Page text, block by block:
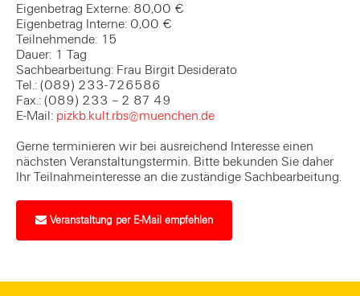
Eigenbetrag Externe: 80,00 €
Eigenbetrag Interne: 0,00 €
Teilnehmende: 15
Dauer: 1 Tag
Sachbearbeitung: Frau Birgit Desiderato
Tel.: (089) 233-726586
Fax.: (089) 233 – 2 87 49
E-Mail: pizkb.kult.rbs@muenchen.de
Gerne terminieren wir bei ausreichend Interesse einen
nächsten Veranstaltungstermin. Bitte bekunden Sie daher
Ihr Teilnahmeinteresse an die zuständige Sachbearbeitung.
Veranstaltung per E-Mail empfehlen